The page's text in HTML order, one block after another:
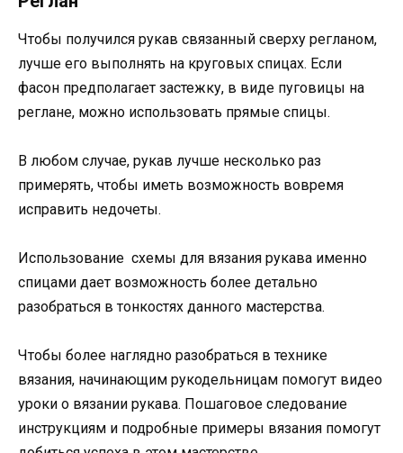
Чтобы получился рукав связанный сверху регланом,
лучше его выполнять на круговых спицах. Если
фасон предполагает застежку, в виде пуговицы на
реглане, можно использовать прямые спицы.
В любом случае, рукав лучше несколько раз
примерять, чтобы иметь возможность вовремя
исправить недочеты.
Использование схемы для вязания рукава именно
спицами дает возможность более детально
разобраться в тонкостях данного мастерства.
Чтобы более наглядно разобраться в технике
вязания, начинающим рукодельницам помогут видео
уроки о вязании рукава. Пошаговое следование
инструкциям и подробные примеры вязания помогут